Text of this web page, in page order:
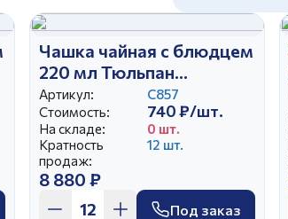
Чашка чайная с блюдцем
220 мл Тюльпан
Ситцевый
Артикул:
С857
Стоимость:
740 ₽/шт.
На складе:
0 шт.
Кратность
продаж:
12 шт.
8 880 ₽
Под заказ